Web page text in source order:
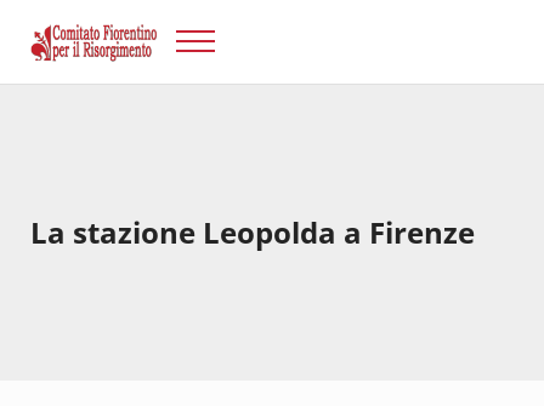
Risorgimento Firenze
Menu
La stazione Leopolda a Firenze